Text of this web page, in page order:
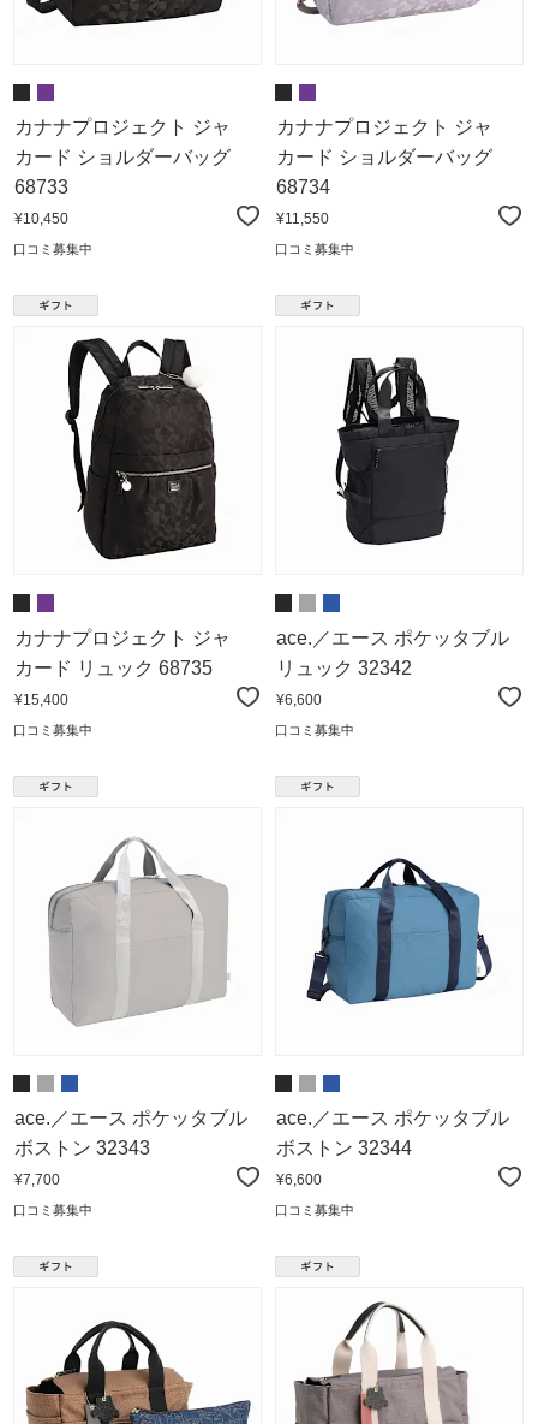
カナナプロジェクト ジャ
カード ショルダーバッグ
68733
¥10,450
口コミ募集中
カナナプロジェクト ジャ
カード ショルダーバッグ
68734
¥11,550
口コミ募集中
カナナプロジェクト ジャ
カード リュック 68735
¥15,400
口コミ募集中
ace.／エース ポケッタブル
リュック 32342
¥6,600
口コミ募集中
ace.／エース ポケッタブル
ボストン 32343
¥7,700
口コミ募集中
ace.／エース ポケッタブル
ボストン 32344
¥6,600
口コミ募集中